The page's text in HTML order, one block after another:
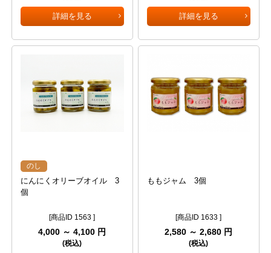
詳細を見る 詳細を見る
のし
にんにくオリーブオイル 3
個
[商品ID 1563 ]
4,000 ～ 4,100 円
(税込)
ももジャム 3個
[商品ID 1633 ]
2,580 ～ 2,680 円
(税込)